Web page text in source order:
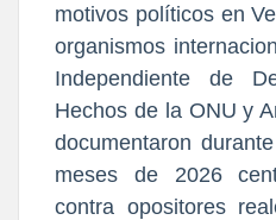
motivos políticos en
organismos
Independiente de
Hechos de la ONU y
documentaron
meses de 2026
contra opositores